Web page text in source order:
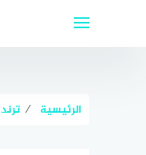
الرئيسية ⁄ ترند